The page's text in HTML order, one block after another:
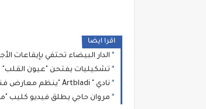
اقرا ايضا
الدار البيضاء تحتفي بإيقاعات الأجداد: انطلاق الدورة 14
تشكيليات يفتحن "عيون القلب"
نادي " Artbladi "ينظم معارض فنية لدعم الصحة النفسية
مروان حاجي يطلق فيديو كليب "مملكة 12 قرنًا".. احتفاء بصري وموسيقى بتراث